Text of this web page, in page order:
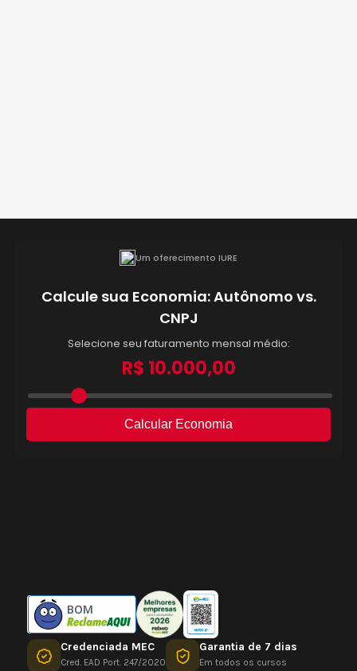
BOM
Credenciada MEC
Cred. EAD Port. 247/2020
Garantia de 7 dias
Em todos os cursos